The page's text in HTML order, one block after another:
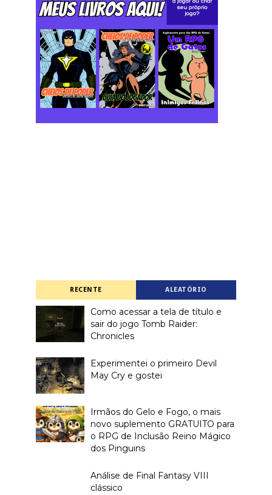
RECENTE ALEATÓRIO
Como acessar a tela de título e
sair do jogo Tomb Raider:
Chronicles
Experimentei o primeiro Devil
May Cry e gostei
Irmãos do Gelo e Fogo, o mais
novo suplemento GRATUITO para
o RPG de Inclusão Reino Mágico
dos Pinguins
Análise de Final Fantasy VIII
clássico